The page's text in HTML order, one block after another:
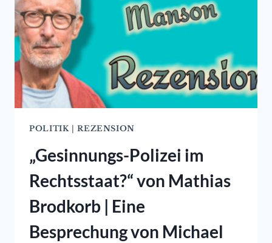
SÖLLNER]
POLITIK |REZENSION
„Gesinnungs-Polizei im
Rechtsstaat?“ von Mathias
Brodkorb | Eine
Besprechung von Michael